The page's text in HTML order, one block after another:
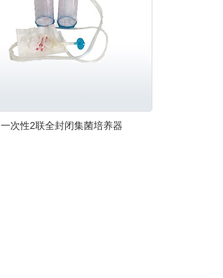
一次性2联全封闭集菌培养器